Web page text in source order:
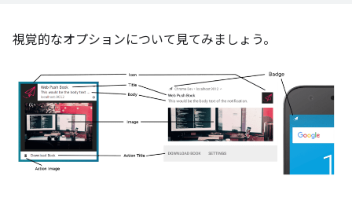
視覚的なオプションについて見てみましょう。